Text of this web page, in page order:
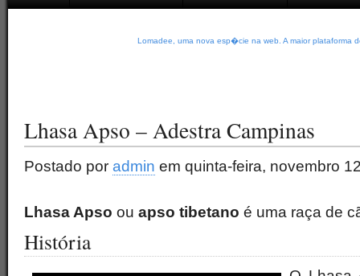
Lomadee, uma nova esp�cie na web. A maior plataforma
Lhasa Apso – Adestra Campinas
Postado por admin em quinta-feira, novembro
Lhasa Apso ou apso tibetano é uma raça de
História